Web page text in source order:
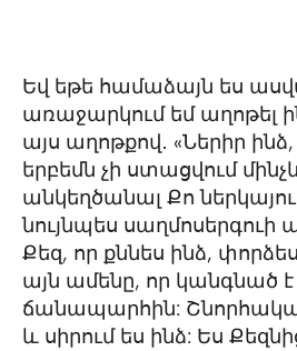
Եվ եթե համաձայն ես
առաջարկում եմ աղոթել
այս աղոթքով․ «Ներիր
երբեմն չի ստացվում
անկեղծանալ Քո
նույնպես սաղմոսերգուի
Քեզ, որ քննես ինձ,
այն ամենը, որ կանգնած է
ճանապարհին:
և սիրում ես ինձ: Ես